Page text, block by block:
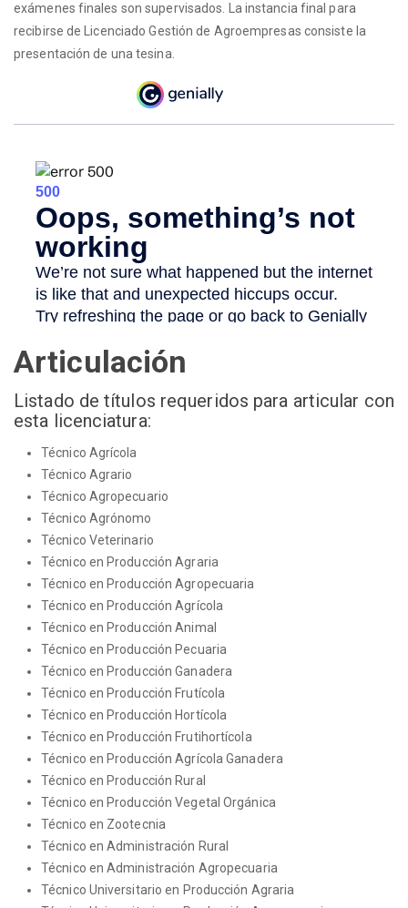
exámenes finales son supervisados. La instancia final para
recibirse de Licenciado Gestión de Agroempresas consiste la
presentación de una tesina.
Articulación
Listado de títulos requeridos para articular con
esta licenciatura:
Técnico Agrícola
Técnico Agrario
Técnico Agropecuario
Técnico Agrónomo
Técnico Veterinario
Técnico en Producción Agraria
Técnico en Producción Agropecuaria
Técnico en Producción Agrícola
Técnico en Producción Animal
Técnico en Producción Pecuaria
Técnico en Producción Ganadera
Técnico en Producción Frutícola
Técnico en Producción Hortícola
Técnico en Producción Frutihortícola
Técnico en Producción Agrícola Ganadera
Técnico en Producción Rural
Técnico en Producción Vegetal Orgánica
Técnico en Zootecnia
Técnico en Administración Rural
Técnico en Administración Agropecuaria
Técnico Universitario en Producción Agraria